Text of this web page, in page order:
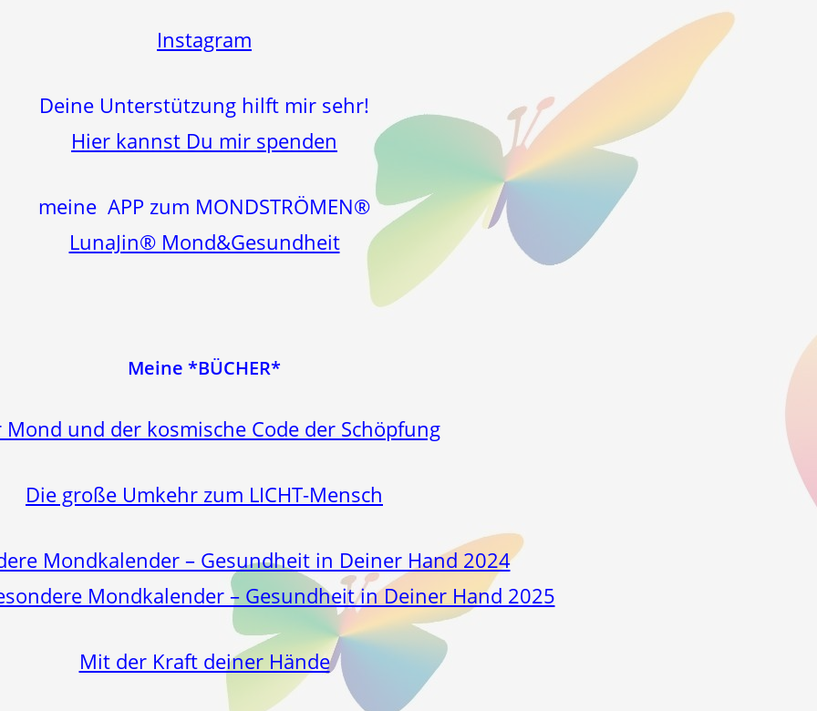
Instagram
Deine Unterstützung hilft mir sehr!
Hier kannst Du mir spenden
meine APP zum MONDSTRÖMEN®
LunaJin® Mond&Gesundheit
Meine *BÜCHER*
Mond und der kosmische Code der Schöpfung
Die große Umkehr zum LICHT-Mensch
Mondkalender – Gesundheit in Deiner Hand 2024
Mondkalender – Gesundheit in Deiner Hand 2025
Mit der Kraft deiner Hände